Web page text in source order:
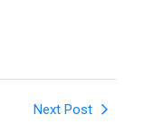
Next Post